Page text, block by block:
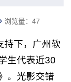
浏览量： 47
持下，广州软
生代表近30
。光影交错